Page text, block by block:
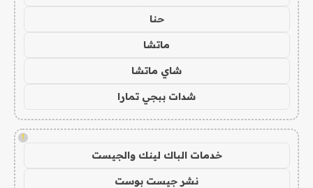
حنا
ماتشا
شاي ماتشا
شدات ببجي تمارا
!
خدمات الباك لينك والجيست
نشر جيست بوست